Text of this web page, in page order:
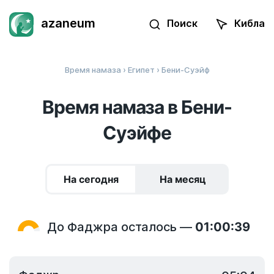
azaneum Поиск Кибла
Время намаза › Египет › Бени-Суэйф
Время намаза в Бени-
Суэйфе
На сегодня На месяц
До Фаджра осталось — 01:00:39